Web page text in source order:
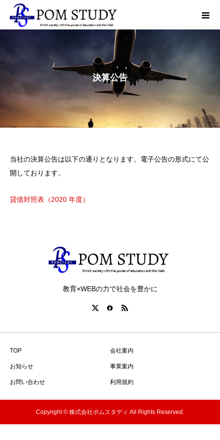
決算公告
当社の決算公告は以下の通りとなります。電子公告の形式にて公
開しております。
貸借対照表（2020 年度）
教育×WEBの力で社会を豊かに
TOP 会社案内
お知らせ 事業案内
お問い合わせ 利用規約
Copyright © 株式会社ポムスタディ All Rights Reserved.